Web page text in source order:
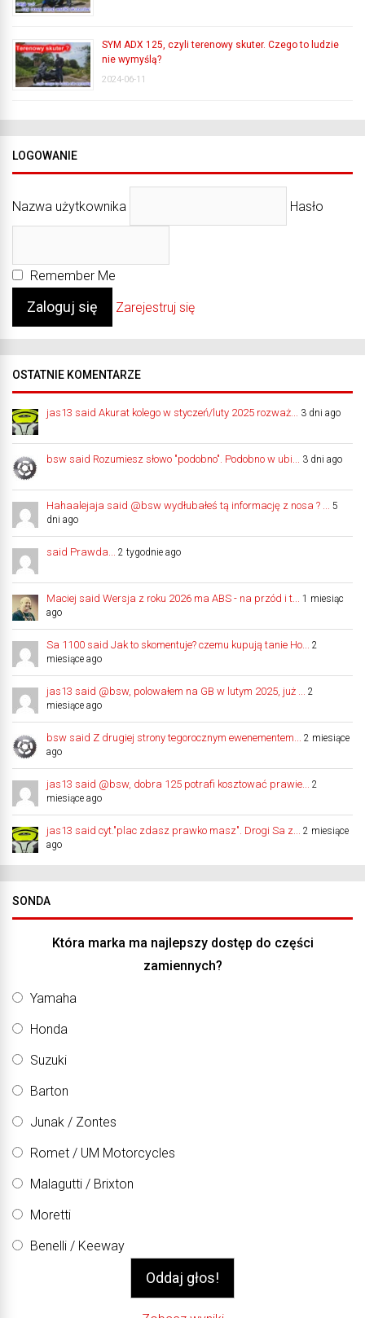
SYM ADX 125, czyli terenowy skuter. Czego to ludzie
nie wymyślą?
2024-06-11
LOGOWANIE
Nazwa użytkownika Hasło
Remember Me
Zarejestruj się
OSTATNIE KOMENTARZE
jas13 said Akurat kolego w styczeń/luty 2025 rozważ... 3 dni ago
bsw said Rozumiesz słowo "podobno". Podobno w ubi... 3 dni ago
Hahaalejaja said @bsw wydłubałeś tą informację z nosa ? ... 5
dni ago
said Prawda... 2 tygodnie ago
Maciej said Wersja z roku 2026 ma ABS - na przód i t... 1 miesiąc
ago
Sa 1100 said Jak to skomentuje? czemu kupują tanie Ho... 2
miesiące ago
jas13 said @bsw, polowałem na GB w lutym 2025, już ... 2
miesiące ago
bsw said Z drugiej strony tegorocznym ewenementem... 2 miesiące
ago
jas13 said @bsw, dobra 125 potrafi kosztować prawie... 2
miesiące ago
jas13 said cyt."plac zdasz prawko masz". Drogi Sa z... 2 miesiące
ago
SONDA
Która marka ma najlepszy dostęp do części
zamiennych?
Yamaha
Honda
Suzuki
Barton
Junak / Zontes
Romet / UM Motorcycles
Malagutti / Brixton
Moretti
Benelli / Keeway